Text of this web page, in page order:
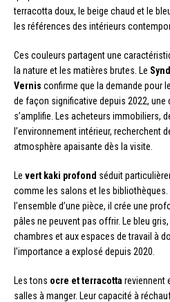
terracotta doux, le beige chaud et le
les références des intérieurs
Ces couleurs partagent une
la nature et les matières brutes. Le
Vernis confirme que la demande pour
de façon significative depuis 2022, une
s’amplifie. Les acheteurs immobiliers,
l’environnement intérieur, recherchent
atmosphère apaisante dès la visite.
Le vert kaki profond séduit
comme les salons et les
l’ensemble d’une pièce, il crée une
pâles ne peuvent pas offrir. Le bleu
chambres et aux espaces de travail à
l’importance a explosé depuis 2020.
Les tons ocre et terracotta reviennent
salles à manger. Leur capacité à